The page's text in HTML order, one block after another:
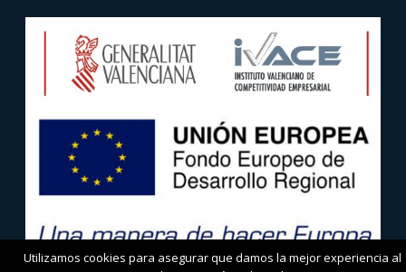
Utilizamos cookies para asegurar que damos la mejor experiencia al